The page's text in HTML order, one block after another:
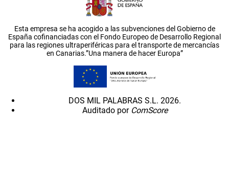
Esta empresa se ha acogido a las subvenciones del Gobierno de
España cofinanciadas con el Fondo Europeo de Desarrollo Regional
para las regiones ultraperiféricas para el transporte de mercancías
en Canarias.”Una manera de hacer Europa”
DOS MIL PALABRAS S.L. 2026.
Auditado por ComScore